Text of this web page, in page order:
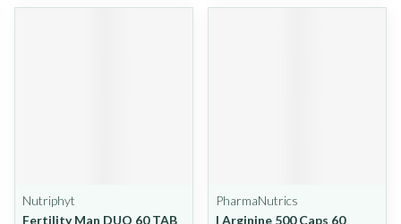
Nutriphyt
Fertility Man DUO 60 TAB
PharmaNutrics
l Arginine 500 Caps 60